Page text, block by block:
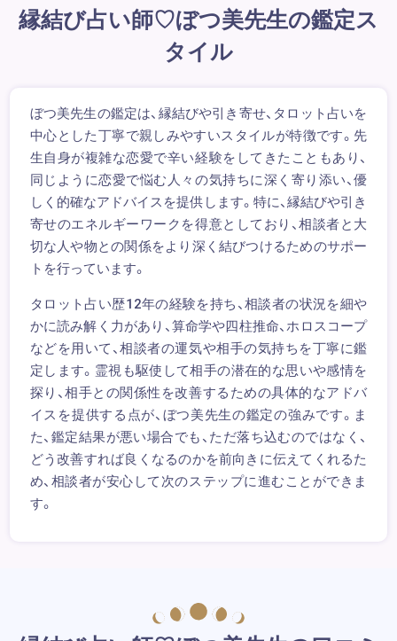
縁結び占い師♡ぼつ美先生の鑑定ス
タイル
ぼつ美先生の鑑定は、縁結びや引き寄せ、タロット占いを
中心とした丁寧で親しみやすいスタイルが特徴です。先
生自身が複雑な恋愛で辛い経験をしてきたこともあり、
同じように恋愛で悩む人々の気持ちに深く寄り添い、優
しく的確なアドバイスを提供します。特に、縁結びや引き
寄せのエネルギーワークを得意としており、相談者と大
切な人や物との関係をより深く結びつけるためのサポー
トを行っています。
タロット占い歴12年の経験を持ち、相談者の状況を細や
かに読み解く力があり、算命学や四柱推命、ホロスコープ
などを用いて、相談者の運気や相手の気持ちを丁寧に鑑
定します。霊視も駆使して相手の潜在的な思いや感情を
探り、相手との関係性を改善するための具体的なアドバ
イスを提供する点が、ぼつ美先生の鑑定の強みです。ま
た、鑑定結果が悪い場合でも、ただ落ち込むのではなく、
どう改善すれば良くなるのかを前向きに伝えてくれるた
め、相談者が安心して次のステップに進むことができま
す。